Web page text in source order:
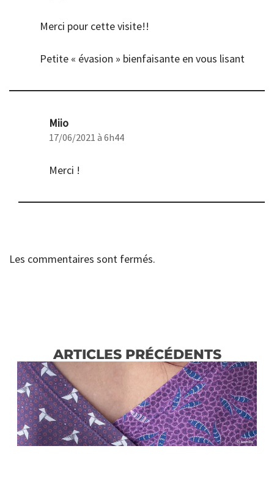
Merci pour cette visite!!
Petite « évasion » bienfaisante en vous lisant
Miio
17/06/2021 à 6h44
Merci !
Les commentaires sont fermés.
ARTICLES PRÉCÉDENTS